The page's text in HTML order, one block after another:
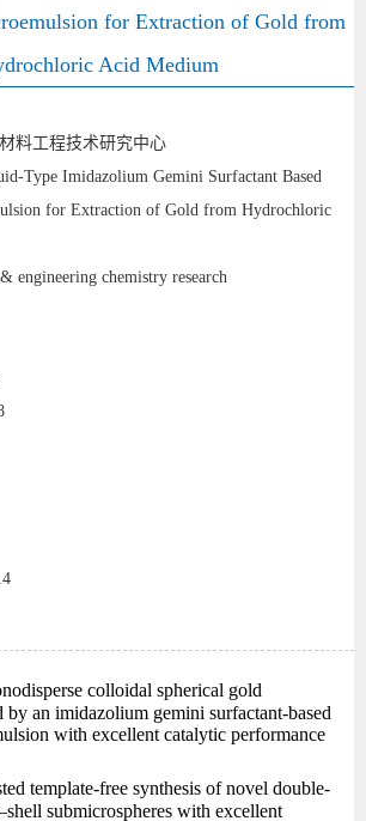
for Extraction of Gold from
Acid Medium
料工程技术研究中心
Type Imidazolium Gemini Surfactant Based
for Extraction of Gold from Hydrochloric
engineering chemistry research
colloidal spherical gold
by an imidazolium gemini surfactant-based
with excellent catalytic performance
template-free synthesis of novel double-
submicrospheres with excellent